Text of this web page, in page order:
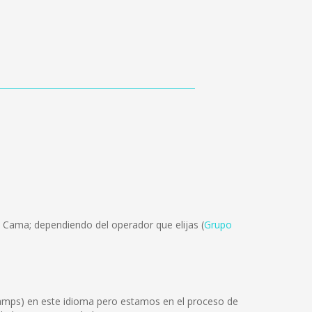
dependiendo del operador que elijas (Grupo
en este idioma pero estamos en el proceso de